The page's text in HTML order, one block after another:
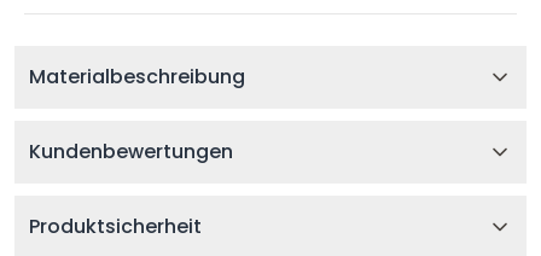
Materialbeschreibung
Kundenbewertungen
Produktsicherheit